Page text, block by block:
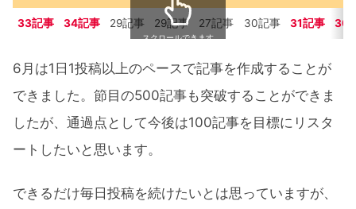
33記事 34記事 29記事 29記事 27記事 30記事 31記事 30
スクロールできます
6月は1日1投稿以上のペースで記事を作成することが
できました。節目の500記事も突破することができま
したが、通過点として今後は100記事を目標にリスタ
ートしたいと思います。
できるだけ毎日投稿を続けたいとは思っていますが、